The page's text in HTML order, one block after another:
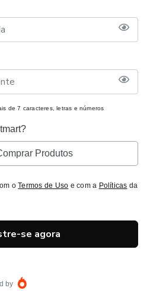
de 7 caracteres, letras e números
Produtos
oTermos de Uso e com a Políticas da
se agora
by